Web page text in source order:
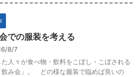
での服装を考える
8/7
人々が食べ物・飲料をこぼし・こぼされる
飲み会」。 どの様な服装で臨めば良いの